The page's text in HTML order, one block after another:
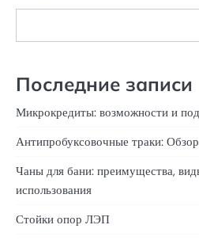
Последние записи
Микрокредиты: возможности и
Антипробуксовочные траки:
Чаны для бани: преимущества,
использования
Стойки опор ЛЭП